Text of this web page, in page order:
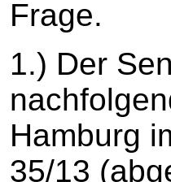
Frage.
1.) Der
Hamburg
35/13